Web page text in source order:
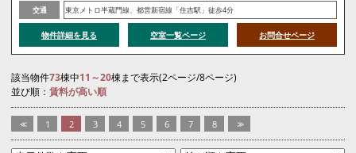
交通
東京メトロ半蔵門線、都営新宿線「住吉駅」徒歩4分
物件詳細を見る 空室一覧ページ お問合せページ
該当物件73棟中11～20棟まで表示(2ページ/8ページ)
並び順： 賃料が高い順
<< 1 2 3 4 5 6 7 8 >>